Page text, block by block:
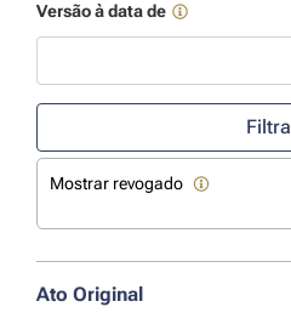
Versão à data de
Use a tecla de seta para baixo
Mostrar revogado
Ato Original